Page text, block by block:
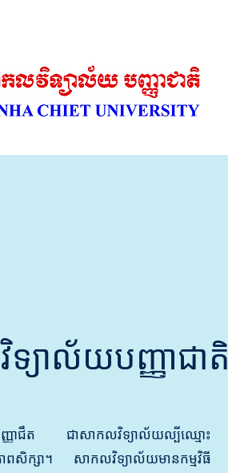
យាល័យបញ្ញាជាតិ
ញាជឹត ជាសាកលវិទ្យាល័យល្បីឈ្មោះ
ពសិក្សា។ សាកលវិទ្យាល័យមានកម្មវិធី